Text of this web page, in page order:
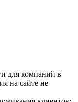
для компаний в
на сайте не